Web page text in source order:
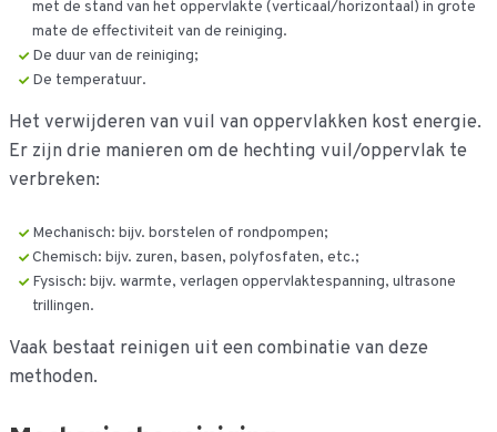
met de stand van het oppervlakte (verticaal/horizontaal) in grote
mate de effectiviteit van de reiniging.
De duur van de reiniging;
De temperatuur.
Het verwijderen van vuil van oppervlakken kost energie.
Er zijn drie manieren om de hechting vuil/oppervlak te
verbreken:
Mechanisch: bijv. borstelen of rondpompen;
Chemisch: bijv. zuren, basen, polyfosfaten, etc.;
Fysisch: bijv. warmte, verlagen oppervlaktespanning, ultrasone
trillingen.
Vaak bestaat reinigen uit een combinatie van deze
methoden.